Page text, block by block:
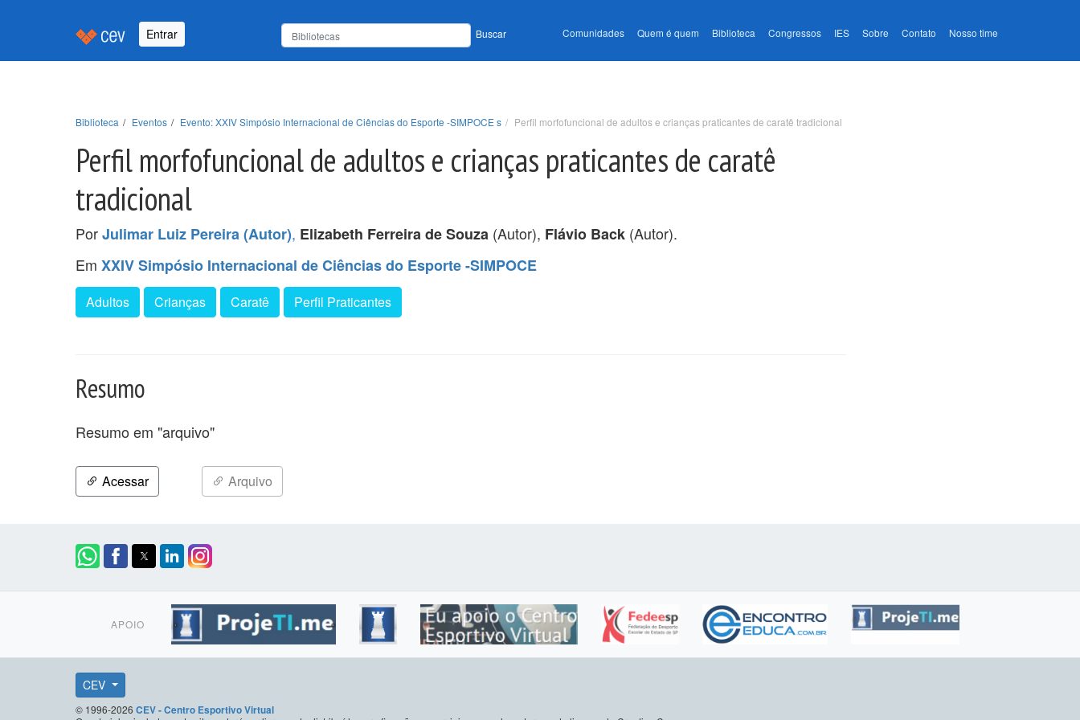
Entrar Buscar Comunidades Quem é quem Biblioteca Congressos IES Sobre Contato Nosso time
Biblioteca Eventos Evento: XXIV Simpósio Internacional de Ciências do Esporte -SIMPOCE s Perfil morfofuncional de adultos e crianças praticantes de caratê tradicional
Perfil morfofuncional de adultos e crianças praticantes de caratê
tradicional
PorJulimar Luiz Pereira (Autor), Elizabeth Ferreira de Souza (Autor), Flávio Back (Autor).
Em XXIV Simpósio Internacional de Ciências do Esporte -SIMPOCE
Adultos Crianças Caratê Perfil Praticantes
Resumo
Resumo em "arquivo"
Acessar Arquivo
APOIO
CEV
© 1996-2026 CEV - Centro Esportivo Virtual